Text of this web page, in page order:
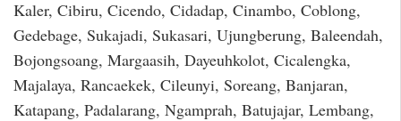
Kaler, Cibiru, Cicendo, Cidadap, Cinambo, Coblong,
Gedebage, Sukajadi, Sukasari, Ujungberung, Baleendah,
Bojongsoang, Margaasih, Dayeuhkolot, Cicalengka,
Majalaya, Rancaekek, Cileunyi, Soreang, Banjaran,
Katapang, Padalarang, Ngamprah, Batujajar, Lembang,